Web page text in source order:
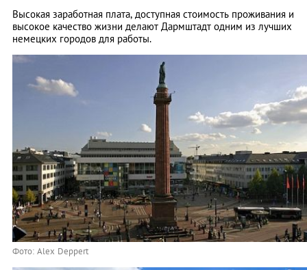
Высокая заработная плата, доступная стоимость проживания и
высокое качество жизни делают Дармштадт одним из лучших
немецких городов для работы.
Фото: Alex Deppert